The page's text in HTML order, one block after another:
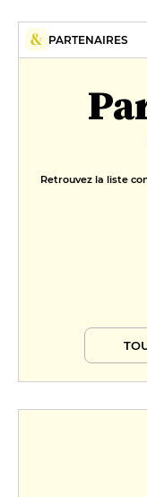
PARTENAIRES
Retrouvez la liste